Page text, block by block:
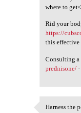
where to
Rid your
https://
this effective
Consulting
prednisone/
Harness the